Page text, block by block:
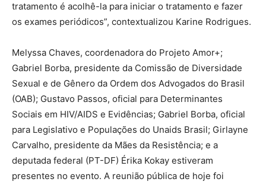
tratamento é acolhê-la para iniciar o tratamento e fazer
os exames periódicos”, contextualizou Karine Rodrigues.
Melyssa Chaves, coordenadora do Projeto Amor+;
Gabriel Borba, presidente da Comissão de Diversidade
Sexual e de Gênero da Ordem dos Advogados do Brasil
(OAB); Gustavo Passos, oficial para Determinantes
Sociais em HIV/AIDS e Evidências; Gabriel Borba, oficial
para Legislativo e Populações do Unaids Brasil; Girlayne
Carvalho, presidente da Mães da Resistência; e a
deputada federal (PT-DF) Érika Kokay estiveram
presentes no evento. A reunião pública de hoje foi